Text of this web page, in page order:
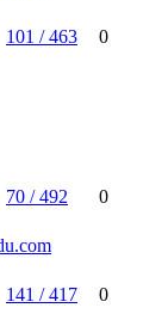
101 / 463 0
70 / 492 0
141 / 417 0